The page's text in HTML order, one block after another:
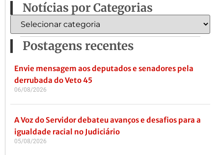
Notícias por Categorias
Postagens recentes
Envie mensagem aos deputados e senadores pela
derrubada do Veto 45
06/08/2026
A Voz do Servidor debateu avanços e desafios para a
igualdade racial no Judiciário
05/08/2026